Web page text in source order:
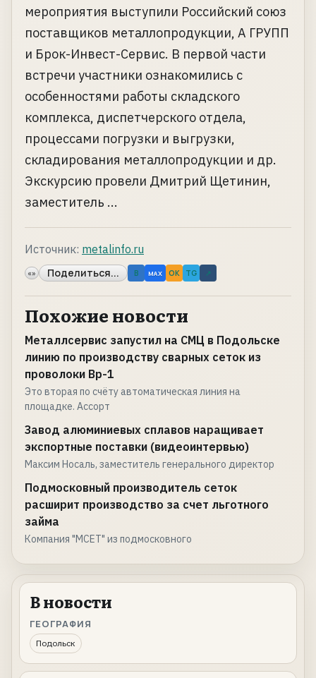
мероприятия выступили Российский союз
поставщиков металлопродукции, А ГРУПП
и Брок-Инвест-Сервис. В первой части
встречи участники ознакомились с
особенностями работы складского
комплекса, диспетчерского отдела,
процессами погрузки и выгрузки,
складирования металлопродукции и др.
Экскурсию провели Дмитрий Щетинин,
заместитель ...
Источник: metalinfo.ru
«» Поделиться... B MAX OK TG ↗
Похожие новости
Металлсервис запустил на СМЦ в Подольске
линию по производству сварных сеток из
проволоки Вр-1
Это вторая по счёту автоматическая линия на
площадке. Ассорт
Завод алюминиевых сплавов наращивает
экспортные поставки (видеоинтервью)
Максим Носаль, заместитель генерального директор
Подмосковный производитель сеток
расширит производство за счет льготного
займа
Компания "МСЕТ" из подмосковного
В новости
ГЕОГРАФИЯ
Подольск